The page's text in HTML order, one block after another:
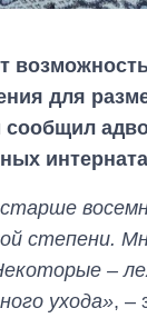
для
сообщил
степени.
–
ухода», –